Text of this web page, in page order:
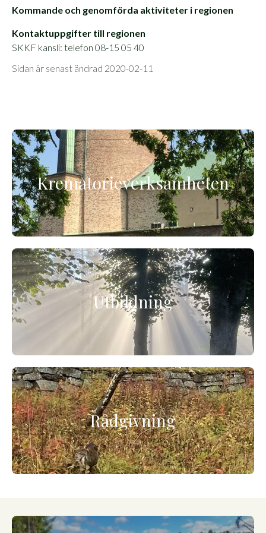
Kommande och genomförda aktiviteter i regionen
Kontaktuppgifter till regionen
SKKF kansli: telefon 08-15 05 40
Sidan är senast ändrad 2020-02-11
Krematorieverksamheten
Utbildning
Rådgivning